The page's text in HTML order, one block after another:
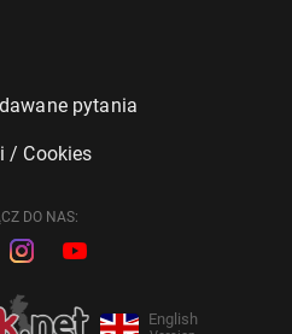
pytania
/ Cookies
DO NAS:
English